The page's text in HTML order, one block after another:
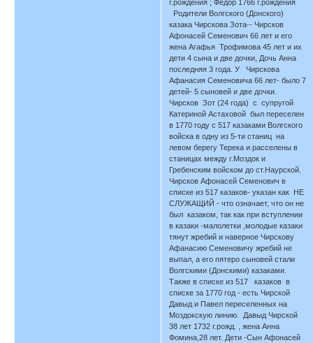
г.рождения ; Федор 1766 г.рождения
Родители Волгского (Донского)
казака Чирскова Зота-- Чирсков
Афонасей Семенович 66 лет и его
жена Агафья Трофимова 45 лет и их
дети 4 сына и две дочки, Дочь Анна
последняя 3 года. У Чирскова
Афанасия Семеновича 66 лет- было 7
детей- 5 сыновей и две дочки.
Чирсков Зот (24 года) с супругой
Катериной Астаховой был переселен
в 1770 году с 517 казаками Волгского
войска в одну из 5-ти станиц на
левом берегу Терека и расселены в
станицах между г.Моздок и
Гребенским войском до ст.Наурской.
Чирсков Афонасей Семенович в
списке из 517 казаков- указан как НЕ
СЛУЖАЩИЙ - что означает, что он не
был казаком, так как при вступлении
в казаки -малолетки ,молодые казаки
тянут жребий и наверное Чирскову
Афанасию Семеновичу жребий не
выпал, а его пятеро сыновей стали
Волгскими (Донскими) казаками.
Также в списке из 517 казаков в
списке за 1770 год - есть Чирской
Давыд и Павел переселенных на
Моздокскую линию. Давыд Чирской
38 лет 1732 г.рожд. , жена Анна
Фомина,28 лет. Дети -Сын Афонасей